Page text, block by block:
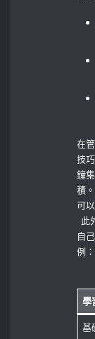
在
技
鐘
積
可
自
例：
學
基